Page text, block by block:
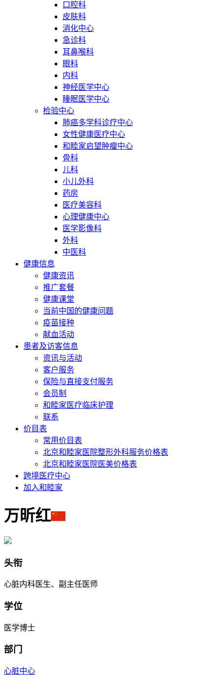
口腔科
皮肤科
消化中心
急诊科
耳鼻喉科
眼科
内科
神经医学中心
睡眠医学中心
检验中心
肺癌多学科诊疗中心
女性健康医疗中心
和睦家启望肿瘤中心
骨科
儿科
小儿外科
药房
医疗美容科
心理健康中心
医学影像科
外科
中医科
健康信息
健康资讯
推广套餐
健康课堂
当前中国的健康问题
疫苗接种
献血活动
患者及访客信息
资讯与活动
客户服务
保险与直接支付服务
会员制
和睦家医疗临床护理
联系
价目表
常用价目表
北京和睦家医院整形外科服务价格表
北京和睦家医院医美价格表
跨境医疗中心
加入和睦家
万昕红
头衔
心脏内科医生、副主任医师
学位
医学博士
部门
心脏中心